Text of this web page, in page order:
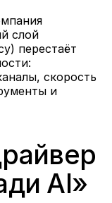
слой
перестаёт
скорость
и
AI»